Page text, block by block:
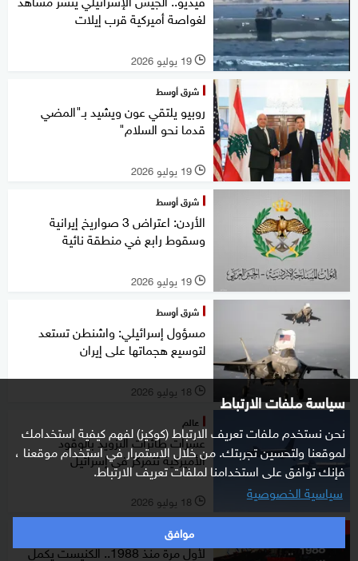
سياسة ملفات الارتباط
نحن نستخدم ملفات تعريف الارتباط (كوكيز) لفهم كيفية استخدامك
لموقعنا ولتحسين تجربتك. من خلال الاستمرار في استخدام موقعنا ،
فإنك توافق على استخدامنا لملفات تعريف الارتباط.
سياسية الخصوصية
موافق
لغواصة أميركية قرب إيلات
l 19 يوليو 2026
شرق أوسط
روبيو يلتقي عون ويشيد بـ"المضي
قدما نحو السلام"
l 19 يوليو 2026
شرق أوسط
الأردن: اعتراض 3 صواريخ إيرانية
وسقوط رابع في منطقة نائية
l 19 يوليو 2026
شرق أوسط
مسؤول إسرائيلي: واشنطن تستعد
لتوسيع هجماتها على إيران
l 18 يوليو 2026
عالم
عشرات طائرات التزويد بالوقود
الأميركية تتمركز في إسرائيل
l 18 يوليو 2026
ستوديوone مع فضيلة
لأول مرة منذ 1988.. الكنيست يكمل